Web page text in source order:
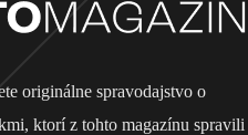
originálne spravodajstvo o
ktorí z tohto magazínu spravili